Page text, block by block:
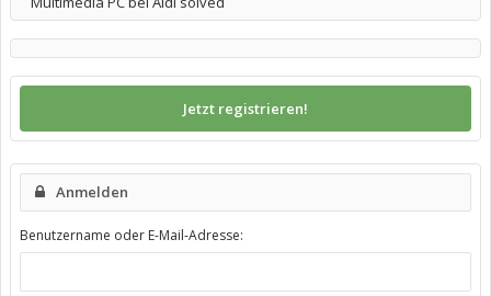
Jetzt registrieren!
Anmelden
Benutzername oder E-Mail-Adresse: